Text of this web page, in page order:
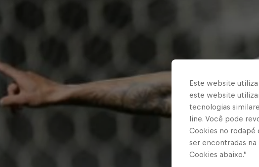
Este website
este website
tecnologias
line. Você pode
Cookies no rodapé
ser encontradas na
Cookies abaixo.”